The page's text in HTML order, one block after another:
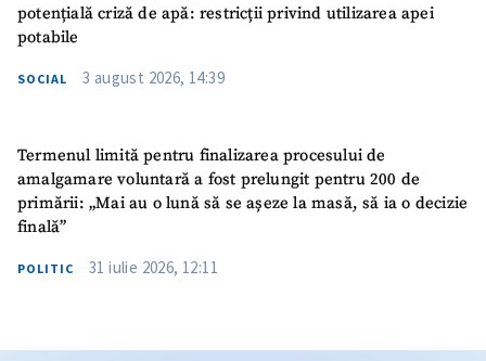
potențială criză de apă: restricții privind utilizarea apei
potabile
SOCIAL 3 august 2026, 14:39
Termenul limită pentru finalizarea procesului de
amalgamare voluntară a fost prelungit pentru 200 de
primării: „Mai au o lună să se așeze la masă, să ia o decizie
finală”
POLITIC 31 iulie 2026, 12:11